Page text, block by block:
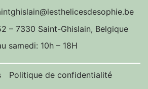
– 7330 Saint-Ghislain, Belgique
samedi: 10h – 18H
Politique de confidentialité